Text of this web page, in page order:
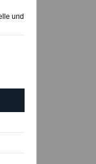
und